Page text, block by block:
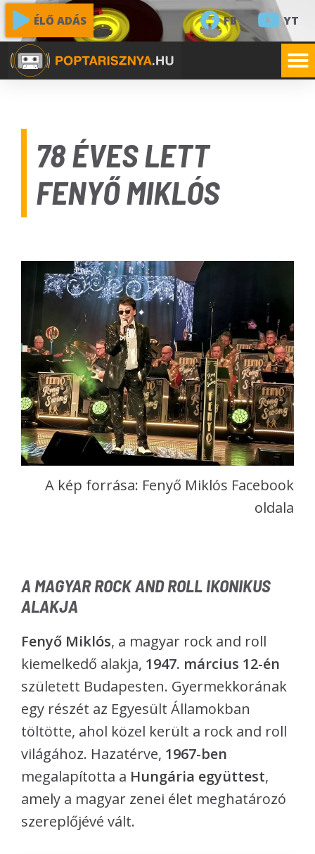
FB YT
ÉLŐ ADÁS
78 ÉVES LETT
FENYŐ MIKLÓS
A kép forrása: Fenyő Miklós Facebook
oldala
A MAGYAR ROCK AND ROLL IKONIKUS
ALAKJA
Fenyő Miklós, a magyar rock and roll
kiemelkedő alakja, 1947. március 12-én
született Budapesten. Gyermekkorának
egy részét az Egyesült Államokban
töltötte, ahol közel került a rock and roll
világához. Hazatérve, 1967-ben
megalapította a Hungária együttest,
amely a magyar zenei élet meghatározó
szereplőjévé vált.